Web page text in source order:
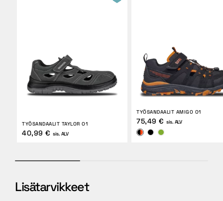
TYÖSANDAALIT TAYLOR O1
40,99 € sis. ALV
TYÖSANDAALIT AMIGO O1
75,49 € sis. ALV
Lisätarvikkeet